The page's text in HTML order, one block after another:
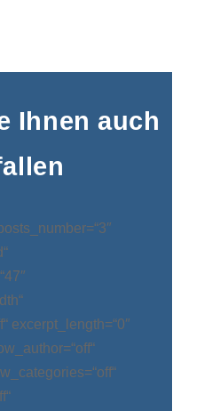
Ihnen auch
excerpt_length=“0″